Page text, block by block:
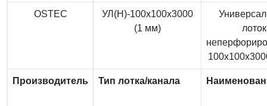
OSTEC
УЛ(Н)-100x100x3000
(1 мм)
лоток
Производитель Тип лотка/канала